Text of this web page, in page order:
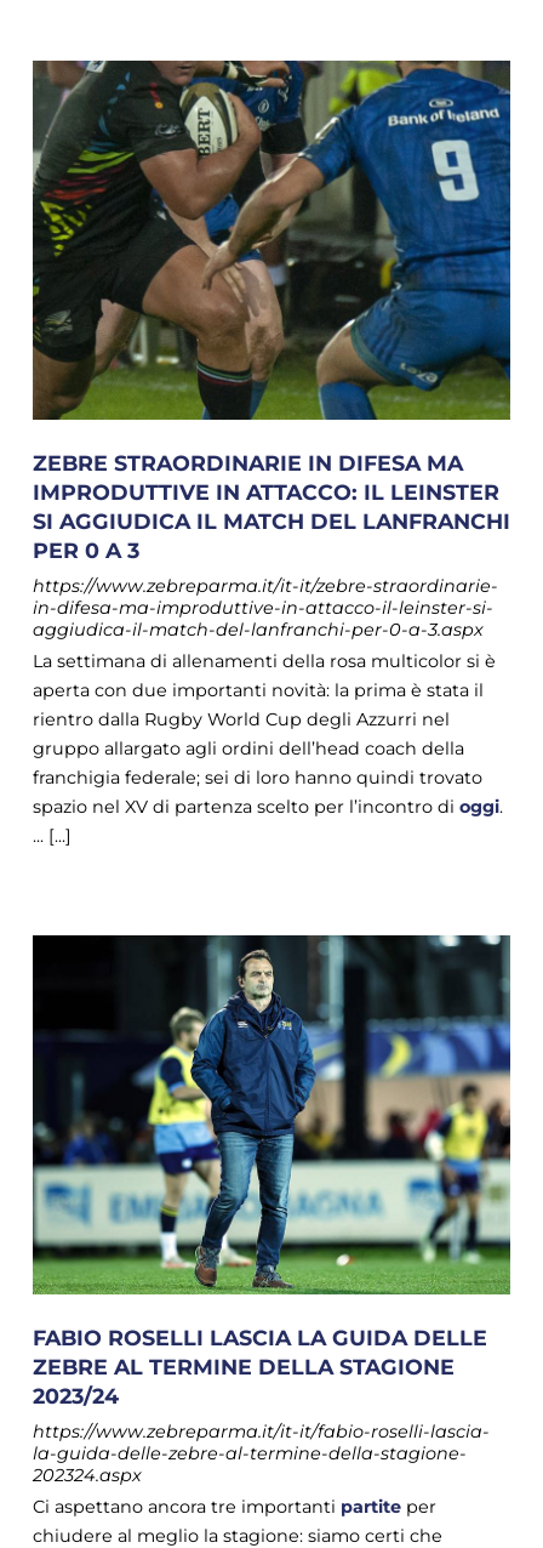
ZEBRE STRAORDINARIE IN DIFESA MA
IMPRODUTTIVE IN ATTACCO: IL LEINSTER
SI AGGIUDICA IL MATCH DEL LANFRANCHI
PER 0 A 3
https://www.zebreparma.it/it-it/zebre-straordinarie-
in-difesa-ma-improduttive-in-attacco-il-leinster-si-
aggiudica-il-match-del-lanfranchi-per-0-a-3.aspx
La settimana di allenamenti della rosa multicolor si è
aperta con due importanti novità: la prima è stata il
rientro dalla Rugby World Cup degli Azzurri nel
gruppo allargato agli ordini dell’head coach della
franchigia federale; sei di loro hanno quindi trovato
spazio nel XV di partenza scelto per l’incontro di oggi.
... [...]
FABIO ROSELLI LASCIA LA GUIDA DELLE
ZEBRE AL TERMINE DELLA STAGIONE
2023/24
https://www.zebreparma.it/it-it/fabio-roselli-lascia-
la-guida-delle-zebre-al-termine-della-stagione-
202324.aspx
Ci aspettano ancora tre importanti partiteper
chiudere al meglio la stagione: siamo certi che